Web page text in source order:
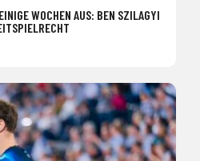
WOCHEN AUS: BEN SZILAGYI